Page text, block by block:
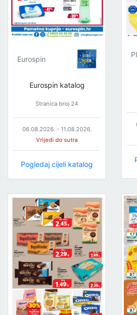
Eurospin
Eurospin katalog
Stranica broj 24
06.08.2026. - 11.08.2026.
Vrijedi do sutra
Pogledaj cijeli katalog